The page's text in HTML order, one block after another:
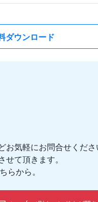
ダウンロード
気軽にお問合せくださ
て頂きます。
らから。